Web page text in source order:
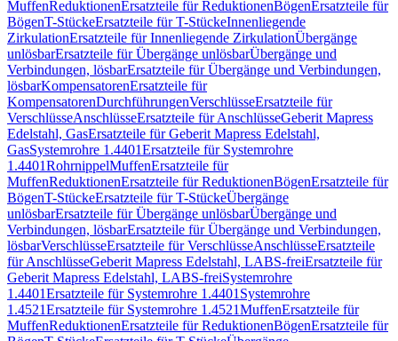
MuffenReduktionenErsatzteile für ReduktionenBögenErsatzteile für
BögenT-StückeErsatzteile für T-StückeInnenliegende
ZirkulationErsatzteile für Innenliegende ZirkulationÜbergänge
unlösbarErsatzteile für Übergänge unlösbarÜbergänge und
Verbindungen, lösbarErsatzteile für Übergänge und Verbindungen,
lösbarKompensatorenErsatzteile für
KompensatorenDurchführungenVerschlüsseErsatzteile für
VerschlüsseAnschlüsseErsatzteile für AnschlüsseGeberit Mapress
Edelstahl, GasErsatzteile für Geberit Mapress Edelstahl,
GasSystemrohre 1.4401Ersatzteile für Systemrohre
1.4401RohrnippelMuffenErsatzteile für
MuffenReduktionenErsatzteile für ReduktionenBögenErsatzteile für
BögenT-StückeErsatzteile für T-StückeÜbergänge
unlösbarErsatzteile für Übergänge unlösbarÜbergänge und
Verbindungen, lösbarErsatzteile für Übergänge und Verbindungen,
lösbarVerschlüsseErsatzteile für VerschlüsseAnschlüsseErsatzteile
für AnschlüsseGeberit Mapress Edelstahl, LABS-freiErsatzteile für
Geberit Mapress Edelstahl, LABS-freiSystemrohre
1.4401Ersatzteile für Systemrohre 1.4401 Systemrohre
1.4521Ersatzteile für Systemrohre 1.4521MuffenErsatzteile für
MuffenReduktionenErsatzteile für ReduktionenBögenErsatzteile für